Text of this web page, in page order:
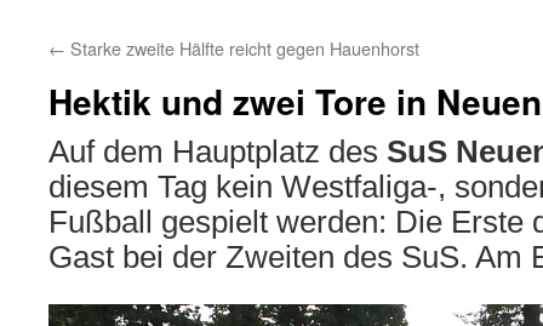
← Starke zweite Hälfte reicht gegen Hauenhorst
Hektik und zwei Tore in
Auf dem Hauptplatz des SuS
diesem Tag kein Westfaliga-,
Fußball gespielt werden: Die Erste
Gast bei der Zweiten des SuS. Am